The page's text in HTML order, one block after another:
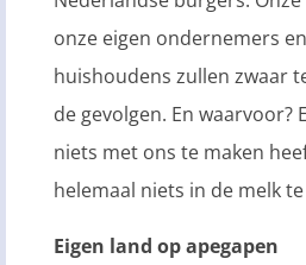
onze eigen ondernemers
huishoudens zullen zwaar
de gevolgen. En waarvoor?
niets met ons te maken
helemaal niets in de melk
Eigen land op apegapen